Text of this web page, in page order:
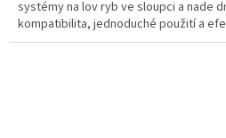
systémy na lov ryb ve sloupci a nade
kompatibilita, jednoduché použití a